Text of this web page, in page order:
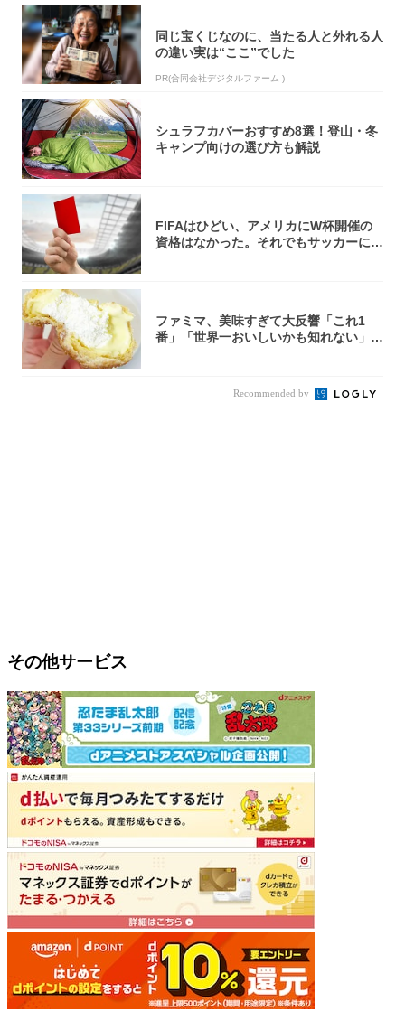
同じ宝くじなのに、当たる人と外れる人
の違い実は“ここ”でした
PR(合同会社デジタルファーム )
シュラフカバーおすすめ8選！登山・冬
キャンプ向けの選び方も解説
FIFAはひどい、アメリカにW杯開催の
資格はなかった。それでもサッカーには
ファミマ、美味すぎて大反響「これ1
番」「世界一おいしいかも知れない」
Recommended by
その他サービス